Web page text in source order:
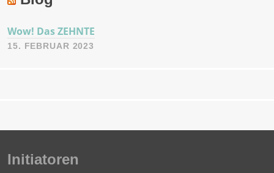
Wow! Das ZEHNTE
15. FEBRUAR 2023
Initiatoren